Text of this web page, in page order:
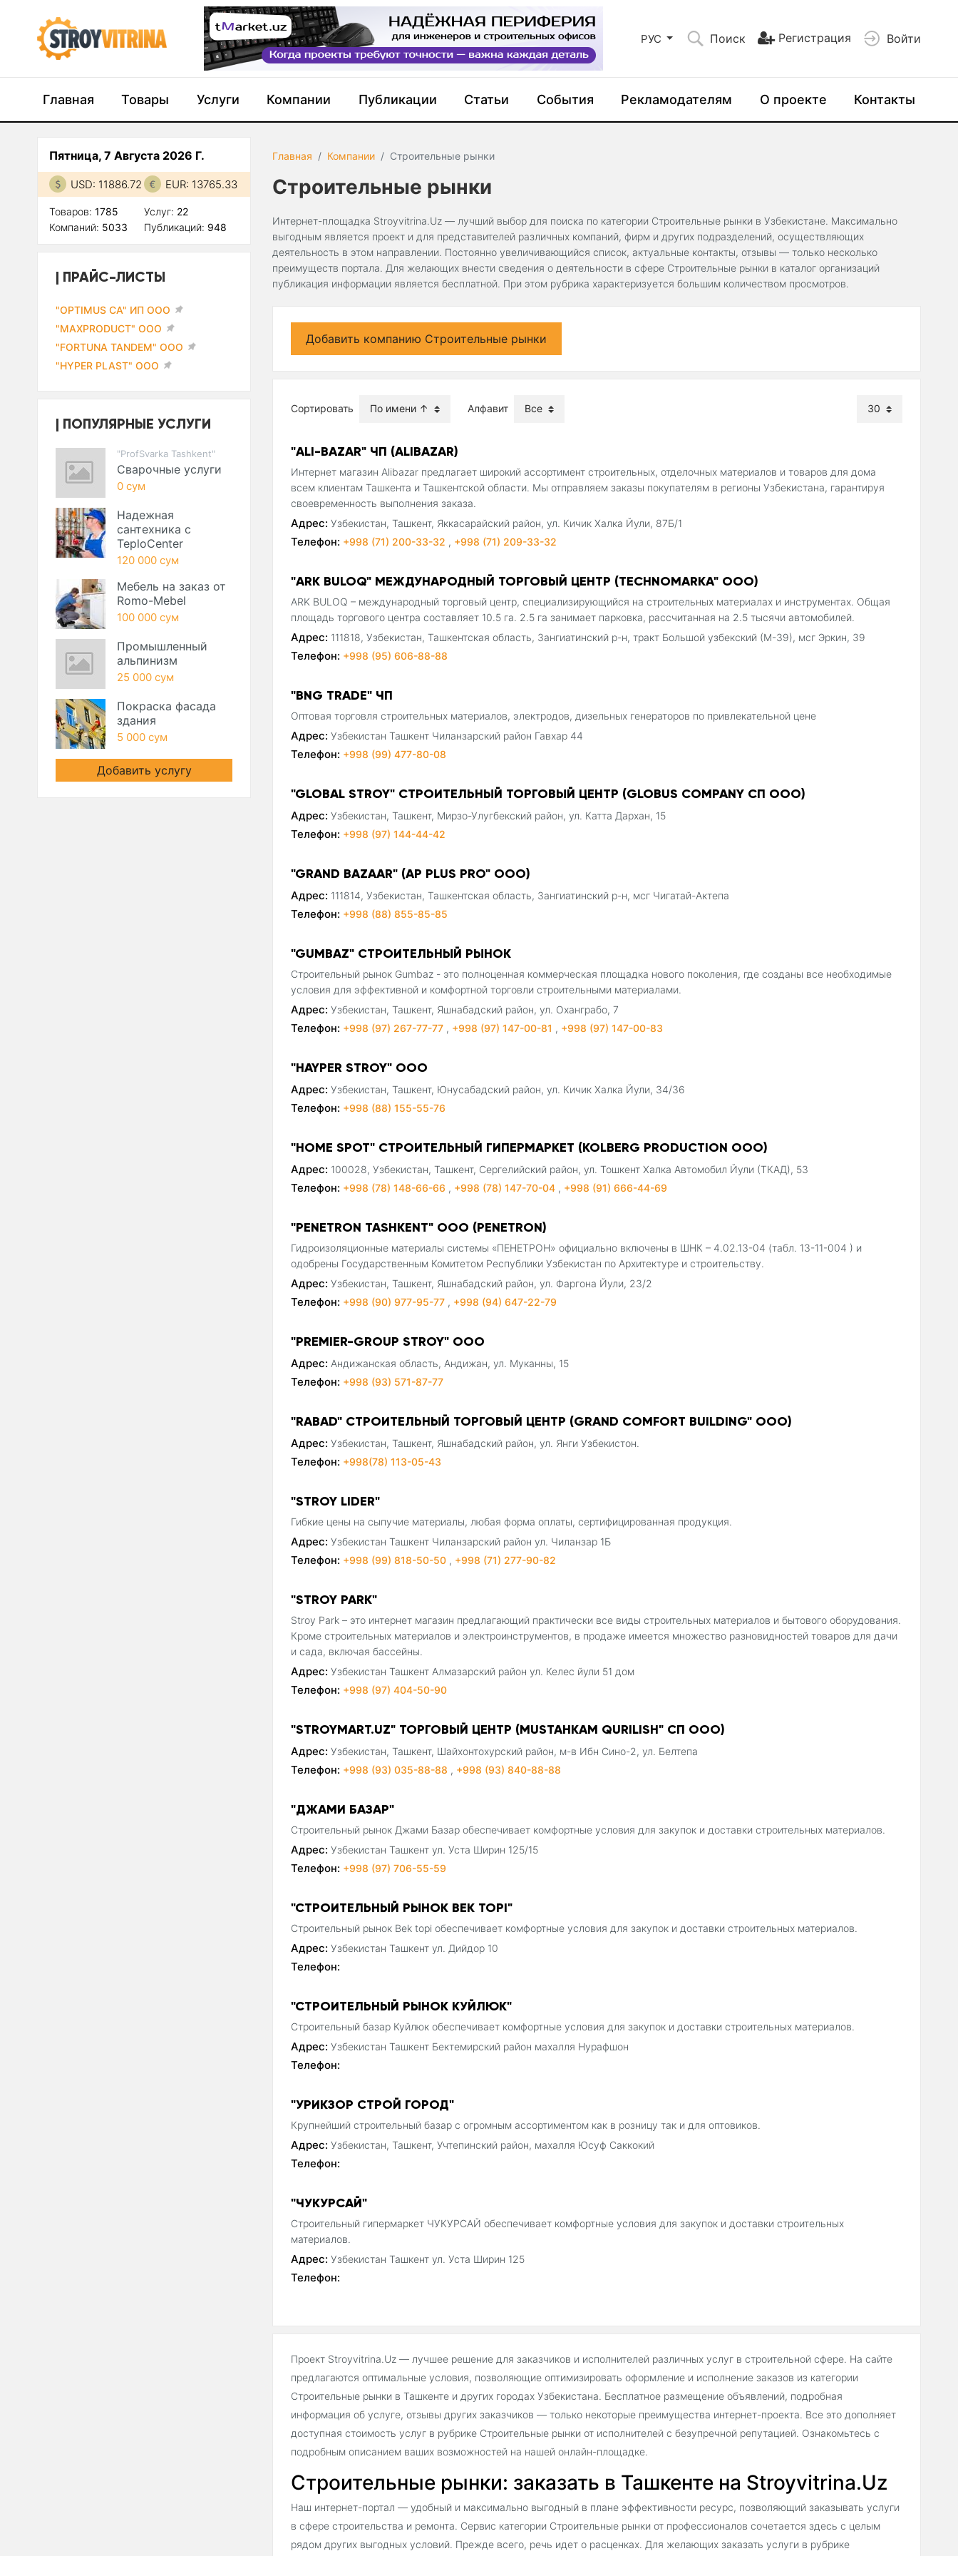
РУС Поиск Регистрация Войти
Главная Товары Услуги Компании Публикации Статьи События Рекламодателям О проекте Контакты
Главная Компании Строительные рынки
Строительные рынки
Интернет-площадка Stroyvitrina.Uz — лучший выбор для поиска по категории Строительные рынки в Узбекистане. Максимально
выгодным является проект и для представителей различных компаний, фирм и других подразделений, осуществляющих
деятельность в этом направлении. Постоянно увеличивающийся список, актуальные контакты, отзывы — только несколько
преимуществ портала. Для желающих внести сведения о деятельности в сфере Строительные рынки в каталог организаций
публикация информации является бесплатной. При этом рубрика характеризуется большим количеством просмотров.
Добавить компанию Строительные рынки
Сортировать Алфавит
"ALI-BAZAR" ЧП (ALIBAZAR)
Интернет магазин Alibazar предлагает широкий ассортимент строительных, отделочных материалов и товаров для дома
всем клиентам Ташкента и Ташкентской области. Мы отправляем заказы покупателям в регионы Узбекистана, гарантируя
своевременность выполнения заказа.
Адрес: Узбекистан, Ташкент, Яккасарайский район, ул. Кичик Халка Йули, 87Б/1
Телефон: +998 (71) 200-33-32 , +998 (71) 209-33-32
"ARK BULOQ" МЕЖДУНАРОДНЫЙ ТОРГОВЫЙ ЦЕНТР (TECHNOMARKA" OOO)
ARK BULOQ – международный торговый центр, специализирующийся на строительных материалах и инструментах. Общая
площадь торгового центра составляет 10.5 га. 2.5 га занимает парковка, рассчитанная на 2.5 тысячи автомобилей.
Адрес: 111818, Узбекистан, Ташкентская область, Зангиатинский р-н, тракт Большой узбекский (М-39), мсг Эркин, 39
Телефон: +998 (95) 606-88-88
"BNG TRADE" ЧП
Оптовая торговля строительных материалов, электродов, дизельных генераторов по привлекательной цене
Адрес: Узбекистан Ташкент Чиланзарский район Гавхар 44
Телефон: +998 (99) 477-80-08
"GLOBAL STROY" СТРОИТЕЛЬНЫЙ ТОРГОВЫЙ ЦЕНТР (GLOBUS COMPANY СП ООО)
Адрес: Узбекистан, Ташкент, Мирзо-Улугбекский район, ул. Катта Дархан, 15
Телефон: +998 (97) 144-44-42
"GRAND BAZAAR" (AP PLUS PRO" ООО)
Адрес: 111814, Узбекистан, Ташкентская область, Зангиатинский р-н, мсг Чигатай-Актепа
Телефон: +998 (88) 855-85-85
"GUMBAZ" СТРОИТЕЛЬНЫЙ РЫНОК
Строительный рынок Gumbaz - это полноценная коммерческая площадка нового поколения, где созданы все необходимые
условия для эффективной и комфортной торговли строительными материалами.
Адрес: Узбекистан, Ташкент, Яшнабадский район, ул. Оханграбо, 7
Телефон: +998 (97) 267-77-77 , +998 (97) 147-00-81 , +998 (97) 147-00-83
"HAYPER STROY" ООО
Адрес: Узбекистан, Ташкент, Юнусабадский район, ул. Кичик Халка Йули, 34/36
Телефон: +998 (88) 155-55-76
"HOME SPOT" СТРОИТЕЛЬНЫЙ ГИПЕРМАРКЕТ (KOLBERG PRODUCTION ООО)
Адрес: 100028, Узбекистан, Ташкент, Сергелийский район, ул. Тошкент Халка Автомобил Йули (ТКАД), 53
Телефон: +998 (78) 148-66-66 , +998 (78) 147-70-04 , +998 (91) 666-44-69
"PENETRON TASHKENT" ООО (PENETRON)
Гидроизоляционные материалы системы «ПЕНЕТРОН» официально включены в ШНК – 4.02.13-04 (табл. 13-11-004 ) и
одобрены Государственным Комитетом Республики Узбекистан по Архитектуре и строительству.
Адрес: Узбекистан, Ташкент, Яшнабадский район, ул. Фаргона Йули, 23/2
Телефон: +998 (90) 977-95-77 , +998 (94) 647-22-79
"PREMIER-GROUP STROY" ООО
Адрес: Андижанская область, Андижан, ул. Муканны, 15
Телефон: +998 (93) 571-87-77
"RABAD" СТРОИТЕЛЬНЫЙ ТОРГОВЫЙ ЦЕНТР (GRAND COMFORT BUILDING" ООО)
Адрес: Узбекистан, Ташкент, Яшнабадский район, ул. Янги Узбекистон.
Телефон: +998(78) 113-05-43
"STROY LIDER"
Гибкие цены на сыпучие материалы, любая форма оплаты, сертифицированная продукция.
Адрес: Узбекистан Ташкент Чиланзарский район ул. Чиланзар 1Б
Телефон: +998 (99) 818-50-50 , +998 (71) 277-90-82
"STROY PARK"
Stroy Park – это интернет магазин предлагающий практически все виды строительных материалов и бытового оборудования.
Кроме строительных материалов и электроинструментов, в продаже имеется множество разновидностей товаров для дачи
и сада, включая бассейны.
Адрес: Узбекистан Ташкент Алмазарский район ул. Келес йули 51 дом
Телефон: +998 (97) 404-50-90
"STROYMART.UZ" ТОРГОВЫЙ ЦЕНТР (MUSTAHKAM QURILISH" СП ООО)
Адрес: Узбекистан, Ташкент, Шайхонтохурский район, м-в Ибн Сино-2, ул. Белтепа
Телефон: +998 (93) 035-88-88 , +998 (93) 840-88-88
"ДЖАМИ БАЗАР"
Строительный рынок Джами Базар обеспечивает комфортные условия для закупок и доставки строительных материалов.
Адрес: Узбекистан Ташкент ул. Уста Ширин 125/15
Телефон: +998 (97) 706-55-59
"СТРОИТЕЛЬНЫЙ РЫНОК BEK TOPI"
Строительный рынок Bek topi обеспечивает комфортные условия для закупок и доставки строительных материалов.
Адрес: Узбекистан Ташкент ул. Дийдор 10
Телефон:
"СТРОИТЕЛЬНЫЙ РЫНОК КУЙЛЮК"
Строительный базар Куйлюк обеспечивает комфортные условия для закупок и доставки строительных материалов.
Адрес: Узбекистан Ташкент Бектемирский район махалля Нурафшон
Телефон:
"УРИКЗОР СТРОЙ ГОРОД"
Крупнейший строительный базар с огромным ассортиментом как в розницу так и для оптовиков.
Адрес: Узбекистан, Ташкент, Учтепинский район, махалля Юсуф Саккокий
Телефон:
"ЧУКУРСАЙ"
Строительный гипермаркет ЧУКУРСАЙ обеспечивает комфортные условия для закупок и доставки строительных
материалов.
Адрес: Узбекистан Ташкент ул. Уста Ширин 125
Телефон:
Проект Stroyvitrina.Uz — лучшее решение для заказчиков и исполнителей различных услуг в строительной сфере. На сайте
предлагаются оптимальные условия, позволяющие оптимизировать оформление и исполнение заказов из категории
Строительные рынки в Ташкенте и других городах Узбекистана. Бесплатное размещение объявлений, подробная
информация об услуге, отзывы других заказчиков — только некоторые преимущества интернет-проекта. Все это дополняет
доступная стоимость услуг в рубрике Строительные рынки от исполнителей с безупречной репутацией. Ознакомьтесь с
подробным описанием ваших возможностей на нашей онлайн-площадке.
Строительные рынки: заказать в Ташкенте на Stroyvitrina.Uz
Наш интернет-портал — удобный и максимально выгодный в плане эффективности ресурс, позволяющий заказывать услуги
в сфере строительства и ремонта. Сервис категории Строительные рынки от профессионалов сочетается здесь с целым
рядом других выгодных условий. Прежде всего, речь идет о расценках. Для желающих заказать услуги в рубрике
Пятница, 7 Августа 2026 Г.
USD: 11886.72 EUR: 13765.33
Товаров: 1785
Компаний: 5033
Услуг: 22
Публикаций: 948
ПРАЙС-ЛИСТЫ
"OPTIMUS CA" ИП ООО
"MAXPRODUCT" ООО
"FORTUNA TANDEM" ООО
"HYPER PLAST" ООО
ПОПУЛЯРНЫЕ УСЛУГИ
"ProfSvarka Tashkent"
Сварочные услуги
0 сум
Надежная
сантехника с
TeploCenter
120 000 сум
Мебель на заказ от
Romo-Mebel
100 000 сум
Промышленный
альпинизм
25 000 сум
Покраска фасада
здания
5 000 сум
Добавить услугу